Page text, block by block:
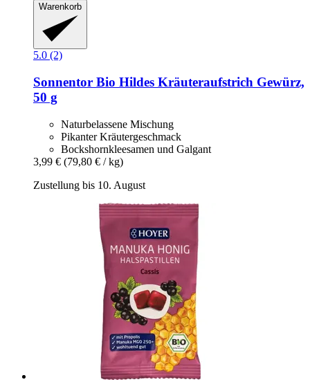
Warenkorb
5.0 (2)
Sonnentor Bio Hildes Kräuteraufstrich Gewürz,
50 g
Naturbelassene Mischung
Pikanter Kräutergeschmack
Bockshornkleesamen und Galgant
3,99 € (79,80 € / kg)
Zustellung bis 10. August